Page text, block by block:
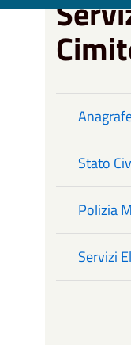
Stato
Polizia
Servizi